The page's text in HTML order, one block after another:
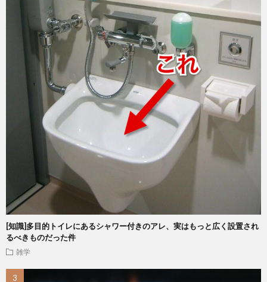
[知識]多目的トイレにあるシャワー付きのアレ、実はもっと広く設置され
るべきものだった件
雑学